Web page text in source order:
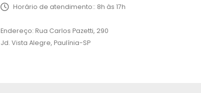
Horário de atendimento:: 8h às 17h
Endereço: Rua Carlos Pazetti, 290
Jd. Vista Alegre, Paulínia-SP